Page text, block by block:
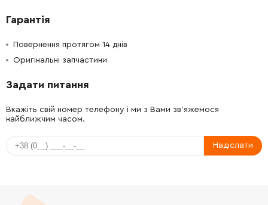
Гарантія
Повернення протягом 14 днів
Оригінальні запчастини
Задати питання
Вкажіть свій номер телефону і ми з Вами зв'яжемося
найближчим часом.
Надіслати